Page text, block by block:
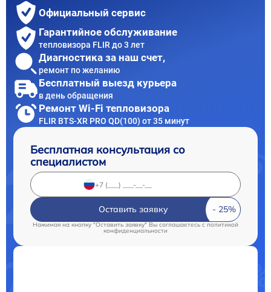
Официальный сервис
Гарантийное обслуживание
тепловизора FLIR до 3 лет
Диагностика за наш счет,
ремонт по желанию
Бесплатный выезд курьера
в день обращения
Ремонт Wi-Fi тепловизора
FLIR BTS-XR PRO QD(100) от 35 минут
Бесплатная консультация со
специалистом
Оставить заявку
Нажимая на кнопку "Оставить заявку" Вы соглашаетесь c политикой
конфиденциальности